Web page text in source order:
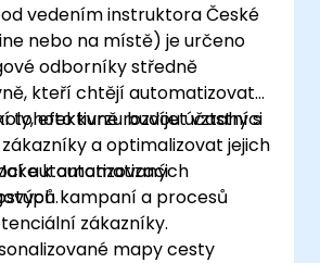
vedením instruktora České
nebo na místě) je určeno
odborníky středně
kteří chtějí automatizovat
efektivně rozvíjet vztahy s
a optimalizovat jejich
automatizovaných
tohoto kurzu budou účastníci
k automatizaci
kampaní a procesů
zákazníky.
mapy cesty